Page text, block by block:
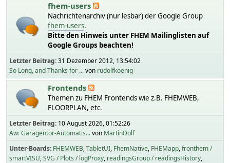
fhem-users
Nachrichtenarchiv (nur lesbar) der Google Group
fhem-users.
Bitte den Hinweis unter FHEM Mailinglisten auf
Google Groups beachten!
Letzter Beitrag:31 Dezember 2012, 13:54:02
So Long, and Thanks for ...von rudolfkoenig
Frontends
Themen zu FHEM Frontends wie z.B. FHEMWEB,
FLOORPLAN, etc.
Letzter Beitrag: 10 August 2026, 01:52:26
Aw: Garagentor-Automatis...von MartinDolf
Unter-Boards FHEMWEB TabletUI FhemNative FHEMapp fronthem /
smartVISU SVG / Plots / logProxy readingsGroup / readingsHistory